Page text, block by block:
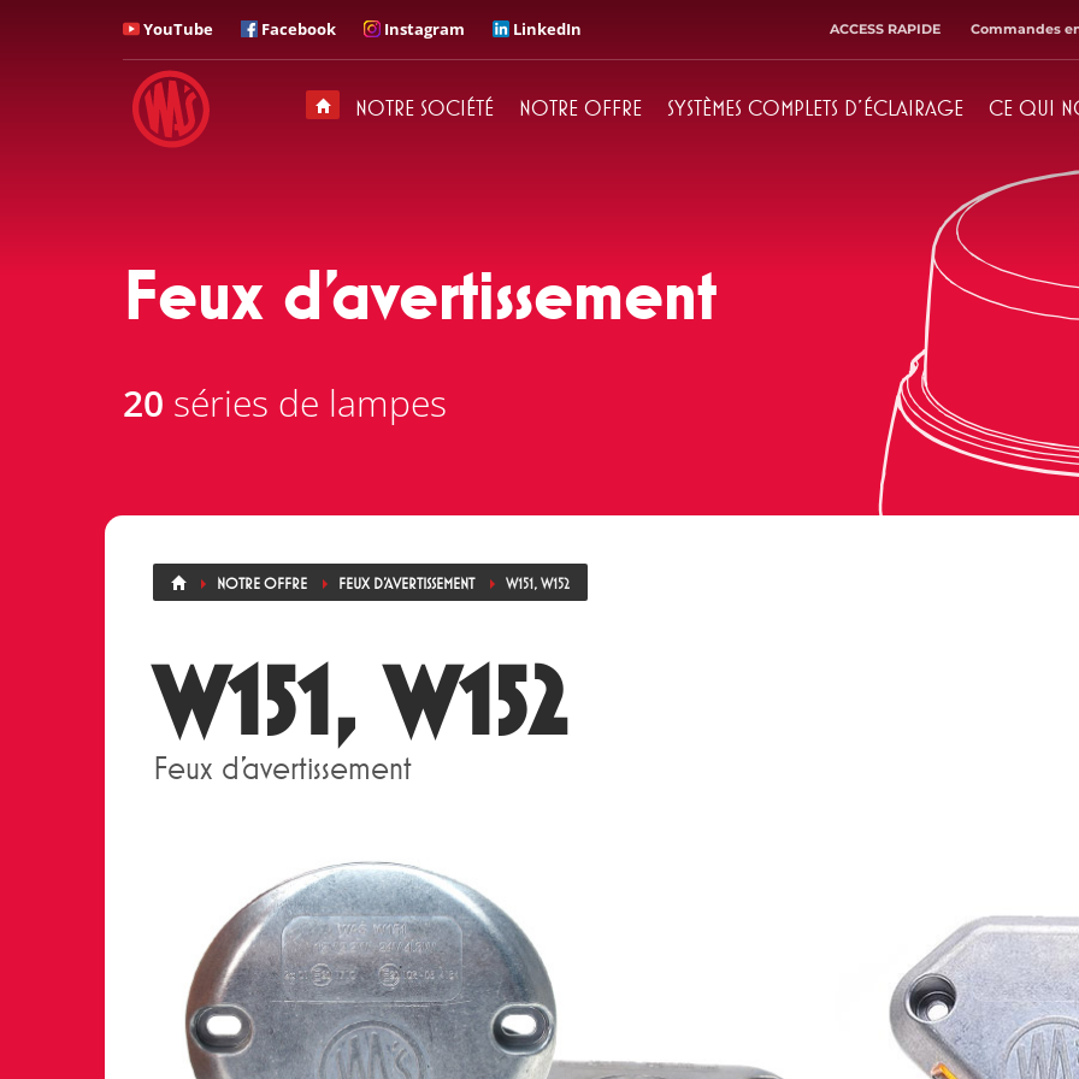
APPELEZ
Avec qui voudriez-vous
parler?
Siège / Secrétariat
Directeur d'administration
Comptabilité
ACCESS RAPIDE Commandes
YouTube Facebook Instagram LinkedIn
NOTRE SOCIÉTÉ NOTRE OFFRE SYSTÈMES COMPLETS D'ÉCLAIRAGE CE QUI
Feux d'avertissement
20 séries de lampes
NOTRE OFFRE FEUX D'AVERTISSEMENT W151, W152
W151, W152
Feux d'avertissement